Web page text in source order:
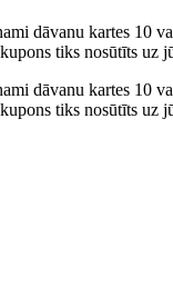
dāvanu kartes 10
tiks nosūtīts uz
dāvanu kartes 10
tiks nosūtīts uz